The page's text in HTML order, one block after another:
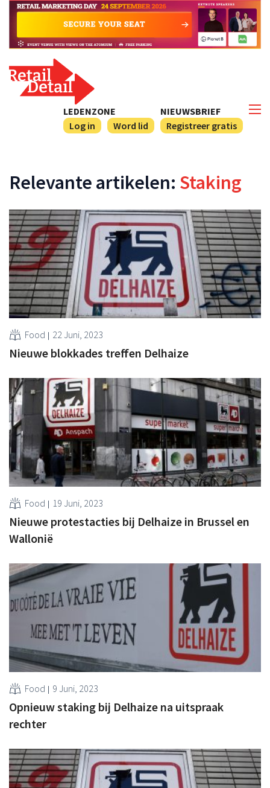
NIEUWSBRIEF
Registreer gratis
LEDENZONE
Log in
Word lid
Relevante artikelen: Staking
Food 22 Juni, 2023
Nieuwe blokkades treffen Delhaize
Food 19 Juni, 2023
Nieuwe protestacties bij Delhaize in Brussel en
Wallonië
Food 9 Juni, 2023
Opnieuw staking bij Delhaize na uitspraak
rechter